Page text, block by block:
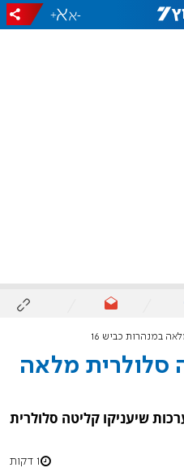
-
+
במנהרות כביש 16
סלולרית מלאה
שיעניקו קליטה סלולרית
1 דקות